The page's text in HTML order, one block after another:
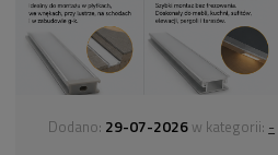
Dodano: 29-07-2026 w kategorii: -